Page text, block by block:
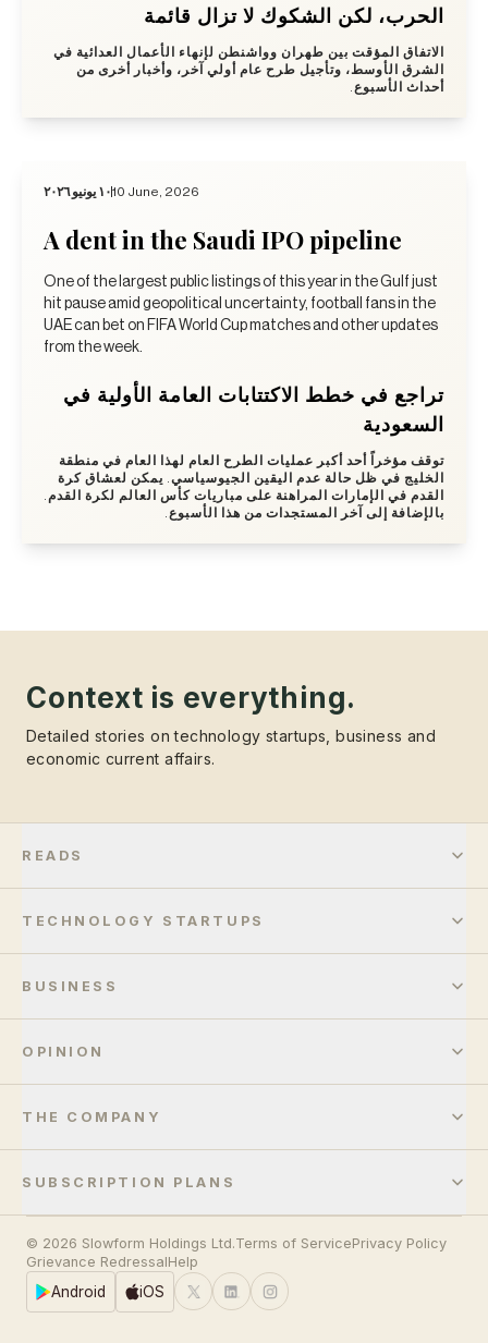
الحرب، لكن الشكوك لا تزال قائمة
الاتفاق المؤقت بين طهران وواشنطن لإنهاء الأعمال العدائية في
الشرق الأوسط، وتأجيل طرح عام أولي آخر، وأخبار أخرى من
أحداث الأسبوع.
١٠ يونيو ٢٠٢٦10 June, 2026
A dent in the Saudi IPO pipeline
One of the largest public listings of this year in the Gulf just
hit pause amid geopolitical uncertainty, football fans in the
UAE can bet on FIFA World Cup matches and other updates
from the week.
تراجع في خطط الاكتتابات العامة الأولية في
السعودية
توقف مؤخراً أحد أكبر عمليات الطرح العام لهذا العام في منطقة
الخليج في ظل حالة عدم اليقين الجيوسياسي. يمكن لعشاق كرة
القدم في الإمارات المراهنة على مباريات كأس العالم لكرة القدم.
بالإضافة إلى آخر المستجدات من هذا الأسبوع.
Context is everything.
Detailed stories on technology startups, business and
economic current affairs.
READS
TECHNOLOGY STARTUPS
BUSINESS
OPINION
THE COMPANY
SUBSCRIPTION PLANS
© 2026 Slowform Holdings Ltd.Terms of ServicePrivacy Policy
Grievance RedressalHelp
Android iOS